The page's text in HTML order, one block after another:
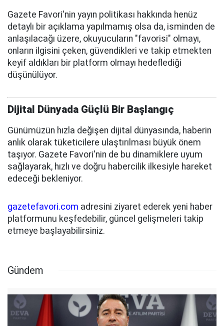
Gazete Favori'nin yayın politikası hakkında henüz
detaylı bir açıklama yapılmamış olsa da, isminden de
anlaşılacağı üzere, okuyucuların "favorisi" olmayı,
onların ilgisini çeken, güvendikleri ve takip etmekten
keyif aldıkları bir platform olmayı hedeflediği
düşünülüyor.
Dijital Dünyada Güçlü Bir Başlangıç
Günümüzün hızla değişen dijital dünyasında, haberin
anlık olarak tüketicilere ulaştırılması büyük önem
taşıyor. Gazete Favori'nin de bu dinamiklere uyum
sağlayarak, hızlı ve doğru habercilik ilkesiyle hareket
edeceği bekleniyor.
gazetefavori.com adresini ziyaret ederek yeni haber
platformunu keşfedebilir, güncel gelişmeleri takip
etmeye başlayabilirsiniz.
Gündem